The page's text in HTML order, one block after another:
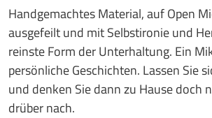
Handgemachtes Material, auf Open
ausgefeilt und mit Selbstironie und
reinste Form der Unterhaltung. Ein
persönliche Geschichten. Lassen Sie
und denken Sie dann zu Hause doch
drüber nach.